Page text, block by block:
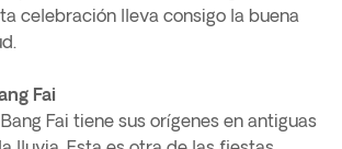
celebración lleva consigo la buena
Fai
Fai tiene sus orígenes en antiguas